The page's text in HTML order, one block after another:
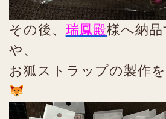
その後、 瑞鳳殿様へ納
や、
お狐ストラップの製作